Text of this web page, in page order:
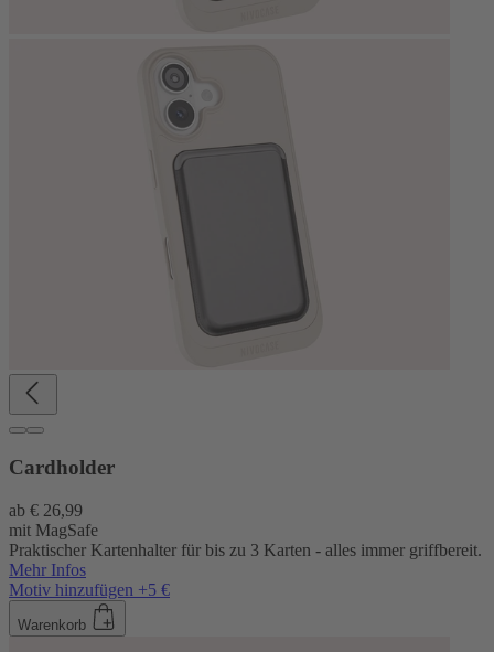
Cardholder
ab € 26,99
mit MagSafe
Praktischer Kartenhalter für bis zu 3 Karten - alles immer griffbereit.
Mehr Infos
Motiv hinzufügen +5 €
Warenkorb